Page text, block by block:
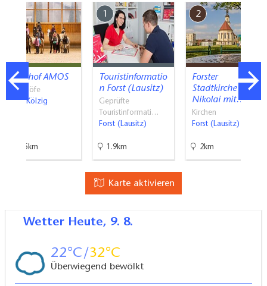
Reiterhof AMOS
Reiterhöfe
Groß Kölzig
13.5km
1
Touristinformatio
n Forst (Lausitz)
Geprüfte
Touristinformati…
Forst (Lausitz)
1.9km
2
Forster
Stadtkirche St.
Nikolai mit…
Kirchen
Forst (Lausitz)
2km
Karte aktivieren
Wetter Heute, 9. 8.
22 32
Überwiegend bewölkt